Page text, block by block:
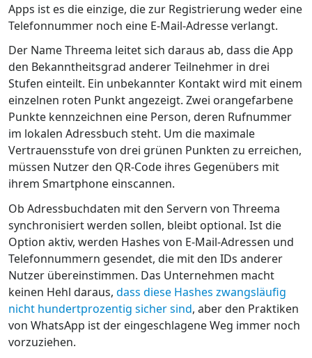
Apps ist es die einzige, die zur Registrierung weder eine
Telefonnummer noch eine E-Mail-Adresse verlangt.
Der Name Threema leitet sich daraus ab, dass die App
den Bekanntheitsgrad anderer Teilnehmer in drei
Stufen einteilt. Ein unbekannter Kontakt wird mit einem
einzelnen roten Punkt angezeigt. Zwei orangefarbene
Punkte kennzeichnen eine Person, deren Rufnummer
im lokalen Adressbuch steht. Um die maximale
Vertrauensstufe von drei grünen Punkten zu erreichen,
müssen Nutzer den QR-Code ihres Gegenübers mit
ihrem Smartphone einscannen.
Ob Adressbuchdaten mit den Servern von Threema
synchronisiert werden sollen, bleibt optional. Ist die
Option aktiv, werden Hashes von E-Mail-Adressen und
Telefonnummern gesendet, die mit den IDs anderer
Nutzer übereinstimmen. Das Unternehmen macht
keinen Hehl daraus, dass diese Hashes zwangsläufig
nicht hundertprozentig sicher sind, aber den Praktiken
von WhatsApp ist der eingeschlagene Weg immer noch
vorzuziehen.